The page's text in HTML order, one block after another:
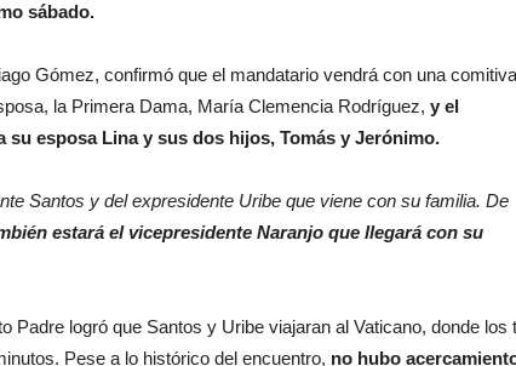
sábado.
Gómez, confirmó que el mandatario vendrá con una
la Primera Dama, María Clemencia Rodríguez, y el
su esposa Lina y sus dos hijos, Tomás y Jerónimo.
Santos y del expresidente Uribe que viene con su familia. De
estará el vicepresidente Naranjo que llegará con su
Padre logró que Santos y Uribe viajaran al Vaticano, donde los
Pese a lo histórico del encuentro, no hubo